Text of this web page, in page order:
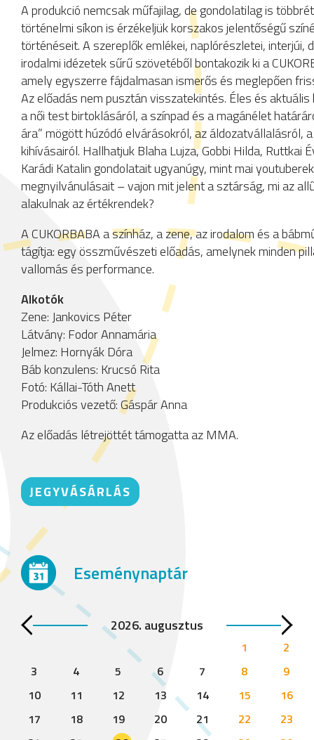
A produkció nemcsak műfajilag, de gondolatilag is
történelmi síkon is érzékeljük korszakos jelentőségű
történéseit. A szereplők emlékei, naplórészletei, interjúi,
irodalmi idézetek sűrű szövetéből bontakozik ki a
amely egyszerre fájdalmasan ismerős és meglepően
Az előadás nem pusztán visszatekintés. Éles és
a női test birtoklásáról, a színpad és a magánélet
ára” mögött húzódó elvárásokról, az áldozatvállalásról,
kihívásairól. Hallhatjuk Blaha Lujza, Gobbi Hilda, Ruttkai
Karádi Katalin gondolatait ugyanúgy, mint mai
megnyilvánulásait – vajon mit jelent a sztárság, mi az
alakulnak az értékrendek?
A CUKORBABA a színház, a zene, az irodalom és a
tágítja: egy összművészeti előadás, amelynek minden
vallomás és performance.
Alkotók
Zene: Jankovics Péter
Látvány: Fodor Annamária
Jelmez: Hornyák Dóra
Báb konzulens: Krucsó Rita
Fotó: Kállai-Tóth Anett
Produkciós vezető: Gáspár Anna
Az előadás létrejöttét támogatta az MMA.
JEGYVÁSÁRLÁS
Eseménynaptár
2026. augusztus
1
2
3
4 5 6 7 8
9
10
11 12 13 14 15
16
17
18 19 20 21 22
23